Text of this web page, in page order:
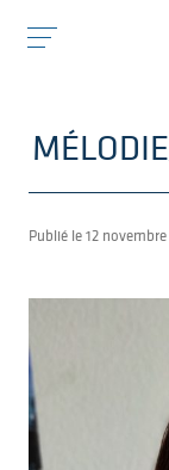
Publié le12 novembre